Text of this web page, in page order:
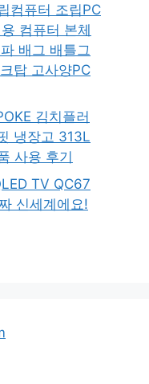
컴퓨터 조립PC
컴퓨터 본체
배그 배틀그
탑 고사양PC
김치플러
냉장고 313L
사용 후기
TV QC67
신세계에요!